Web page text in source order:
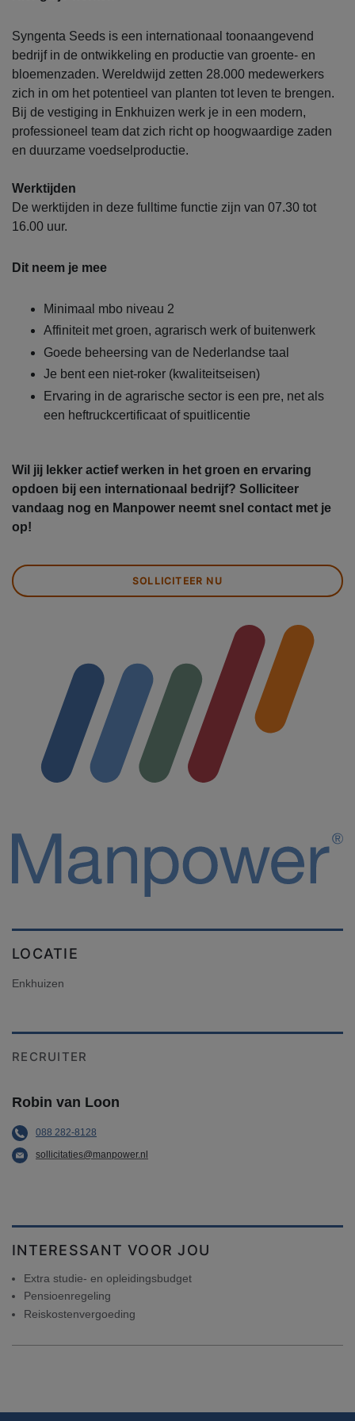
Syngenta Seeds is een internationaal toonaangevend
bedrijf in de ontwikkeling en productie van groente- en
bloemenzaden. Wereldwijd zetten 28.000 medewerkers
zich in om het potentieel van planten tot leven te brengen.
Bij de vestiging in Enkhuizen werk je in een modern,
professioneel team dat zich richt op hoogwaardige zaden
en duurzame voedselproductie.
Werktijden
De werktijden in deze fulltime functie zijn van 07.30 tot
16.00 uur.
Dit neem je mee
Minimaal mbo niveau 2
Affiniteit met groen, agrarisch werk of buitenwerk
Goede beheersing van de Nederlandse taal
Je bent een niet-roker (kwaliteitseisen)
Ervaring in de agrarische sector is een pre, net als
een heftruckcertificaat of spuitlicentie
Wil jij lekker actief werken in het groen en ervaring
opdoen bij een internationaal bedrijf? Solliciteer
vandaag nog en Manpower neemt snel contact met je
op!
SOLLICITEER NU
LOCATIE
Enkhuizen
RECRUITER
Robin van Loon
088 282-8128
sollicitaties@manpower.nl
INTERESSANT VOOR JOU
Extra studie- en opleidingsbudget
Pensioenregeling
Reiskostenvergoeding